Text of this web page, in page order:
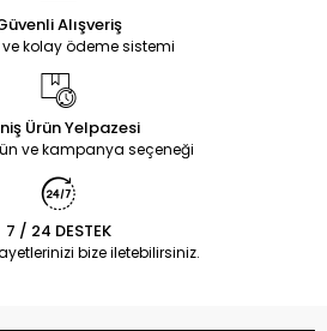
Alışveriş
kolay ödeme sistemi
Ürün Yelpazesi
ve kampanya seçeneği
7 / 24 DESTEK
bize iletebilirsiniz.